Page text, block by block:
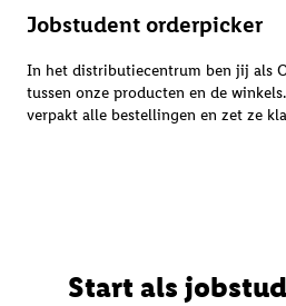
Jobstudent orderpicker
In het distributiecentrum ben jij als
tussen onze producten en de
verpakt alle bestellingen en zet ze
Start als